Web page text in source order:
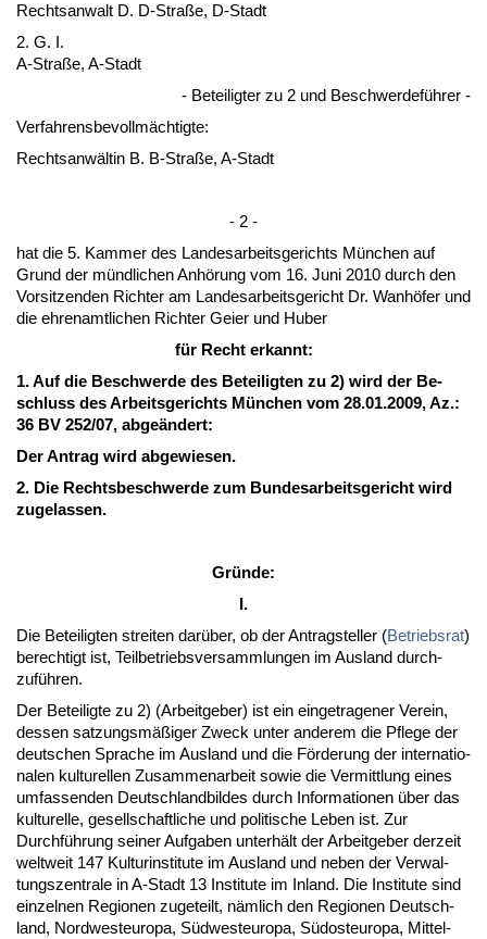
Rechts­an­walt D. D-Straße, D-Stadt
2. G. I.
A-Straße, A-Stadt
- Be­tei­lig­ter zu 2 und Be­schwer­deführer -
Ver­fah­rens­be­vollmäch­tig­te:
Rechts­anwältin B. B-Straße, A-Stadt
- 2 -
hat die 5. Kam­mer des Lan­des­ar­beits­ge­richts München auf
Grund der münd­li­chen Anhörung vom 16. Ju­ni 2010 durch den
Vor­sit­zen­den Rich­ter am Lan­des­ar­beits­ge­richt Dr. Wanhöfer und
die eh­ren­amt­li­chen Rich­ter Gei­er und Hu­ber
für Recht er­kannt:
1. Auf die Be­schwer­de des Be­tei­lig­ten zu 2) wird der Be­
schluss des Ar­beits­ge­richts München vom 28.01.2009, Az.:
36 BV 252/07, ab­geändert:
Der An­trag wird ab­ge­wie­sen.
2. Die Rechts­be­schwer­de zum Bun­des­ar­beits­ge­richt wird
zu­ge­las­sen.
Gründe:
I.
Die Be­tei­lig­ten strei­ten darüber, ob der An­trag­stel­ler (Be­triebs­rat)
be­rech­tigt ist, Teil­be­triebs­ver­samm­lun­gen im Aus­land durch­
zuführen.
Der Be­tei­lig­te zu 2) (Ar­beit­ge­ber) ist ein ein­ge­tra­ge­ner Ver­ein,
des­sen sat­zungsmäßiger Zweck un­ter an­de­rem die Pfle­ge der
deut­schen Spra­che im Aus­land und die Förde­rung der in­ter­na­tio­
na­len kul­tu­rel­len Zu­sam­men­ar­beit so­wie die Ver­mitt­lung ei­nes
um­fas­sen­den Deutsch­land­bil­des durch In­for­ma­tio­nen über das
kul­tu­rel­le, ge­sell­schaft­li­che und po­li­ti­sche Le­ben ist. Zur
Durchführung sei­ner Auf­ga­ben un­terhält der Ar­beit­ge­ber der­zeit
welt­weit 147 Kul­tur­in­sti­tu­te im Aus­land und ne­ben der Ver­wal­
tungs­zen­tra­le in A-Stadt 13 In­sti­tu­te im In­land. Die In­sti­tu­te sind
ein­zel­nen Re­gio­nen zu­ge­teilt, nämlich den Re­gio­nen Deutsch­
land, Nord­west­eu­ro­pa, Südwest­eu­ro­pa, Südo­st­eu­ro­pa, Mit­tel­